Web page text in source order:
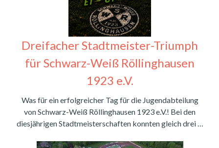
Dreifacher Stadtmeister-Triumph
für Schwarz-Weiß Röllinghausen
1923 e.V.
Was für ein erfolgreicher Tag für die Jugendabteilung
von Schwarz-Weiß Röllinghausen 1923 e.V.! Bei den
diesjährigen Stadtmeisterschaften konnten gleich drei …